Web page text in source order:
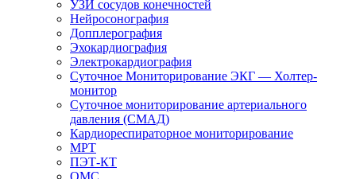
УЗИ сосудов конечностей
Нейросонография
Допплерография
Эхокардиография
Электрокардиография
Суточное Мониторирование ЭКГ — Холтер-
монитор
Суточное мониторирование артериального
давления (СМАД)
Кардиореспираторное мониторирование
МРТ
ПЭТ-КТ
ОМС